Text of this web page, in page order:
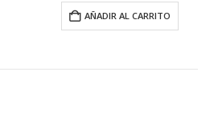
AÑADIR AL CARRITO